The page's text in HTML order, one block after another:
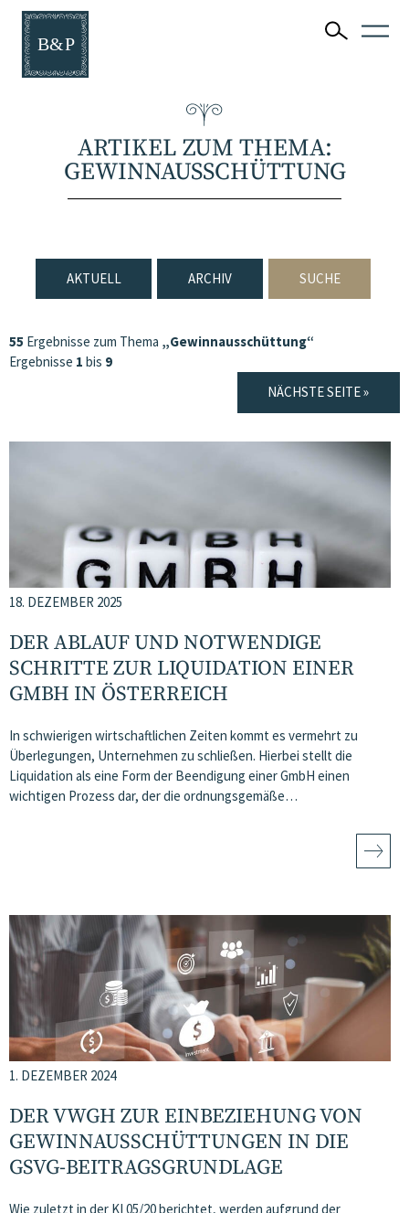
ARTIKEL ZUM THEMA:
GEWINNAUSSCHÜTTUNG
AKTUELL ARCHIV SUCHE
55 Ergebnisse zum Thema „Gewinnausschüttung“
Ergebnisse 1 bis 9
NÄCHSTE SEITE »
18. DEZEMBER 2025
DER ABLAUF UND NOTWENDIGE
SCHRITTE ZUR LIQUIDATION EINER
GMBH IN ÖSTERREICH
In schwierigen wirtschaftlichen Zeiten kommt es vermehrt zu
Überlegungen, Unternehmen zu schließen. Hierbei stellt die
Liquidation als eine Form der Beendigung einer GmbH einen
wichtigen Prozess dar, der die ordnungsgemäße…
1. DEZEMBER 2024
DER VWGH ZUR EINBEZIEHUNG VON
GEWINNAUSSCHÜTTUNGEN IN DIE
GSVG-BEITRAGSGRUNDLAGE
Wie zuletzt in der KI 05/20 berichtet, werden aufgrund der